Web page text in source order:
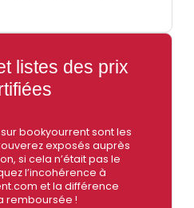
listes des prix
bookyourrent sont les
exposés auprès
si cela n’était pas le
l’incohérence à
et la différence
remboursée !